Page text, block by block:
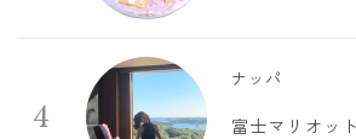
4
ナッパ
富士マリオッ